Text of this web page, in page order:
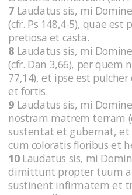
7 Laudatus sis, mi
(cfr. Ps 148,4-5), quae
pretiosa et casta.
8 Laudatus sis, mi
(cfr. Dan 3,66), per quem
77,14), et ipse est
et fortis.
9 Laudatus sis, mi
nostram matrem terram
sustentat et gubernat, et
cum coloratis floribus et
10Laudatus sis, mi
dimittunt propter tuum
sustinent infirmatem et